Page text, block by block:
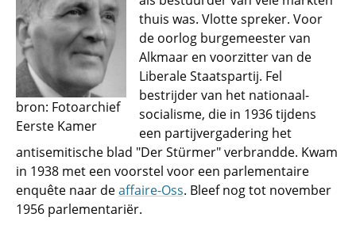
bron: Fotoarchief
Eerste Kamer
thuis was. Vlotte spreker. Voor
de oorlog burgemeester van
Alkmaar en voorzitter van de
Liberale Staatspartij. Fel
bestrijder van het nationaal-
socialisme, die in 1936 tijdens
een partijvergadering het
antisemitische blad "Der Stürmer" verbrandde. Kwam
in 1938 met een voorstel voor een parlementaire
enquête naar deaffaire-Oss. Bleef nog tot november
1956 parlementariër.